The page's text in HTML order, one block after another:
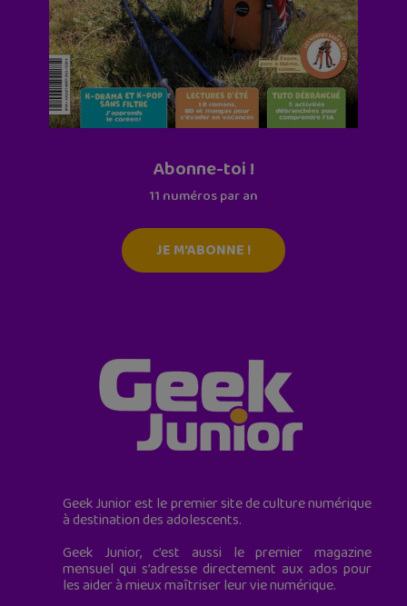
Abonne-toi !
11 numéros par an
JE M'ABONNE !
Geek Junior est le premier site de culture numérique
à destination des adolescents.
Geek Junior, c’est aussi le premier magazine
mensuel qui s’adresse directement aux ados pour
les aider à mieux maîtriser leur vie numérique.